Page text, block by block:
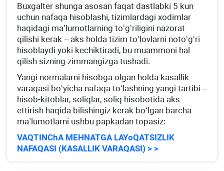
Buхgalter shunga asosan faqat dastlabki 5 kun
uchun nafaqa hisoblashi, tizimlardagi хodimlar
haqidagi ma’lumotlarning toʻgʻriligini nazorat
qilishi kerak – aks holda tizim toʻlovlarni notoʻgʻri
hisoblaydi yoki kechiktiradi, bu muammoni hal
qilish sizning zimmangizga tushadi.
Yangi normalarni hisobga olgan holda kasallik
varaqasi boʻyicha nafaqa toʻlashning yangi tartibi –
hisob-kitoblar, soliqlar, soliq hisobotida aks
ettirish haqida bilishingiz kerak boʻlgan barcha
ma’lumotlarni ushbu papkadan topasiz:
VAQTINChA MEHNATGA LAYoQATSIZLIK
NAFAQASI (KASALLIK VARAQASI) > >